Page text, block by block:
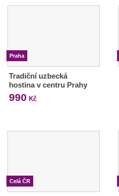
Praha
Tradiční uzbecká
hostina v centru Prahy
990 Kč
Celá ČR